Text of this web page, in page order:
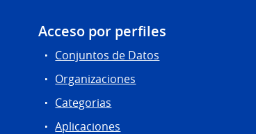
Acceso por perfiles
Conjuntos de Datos
Organizaciones
Categorias
Aplicaciones